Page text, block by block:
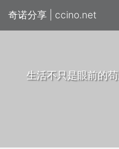
奇诺分享 | ccino.net
生活不只是眼前的